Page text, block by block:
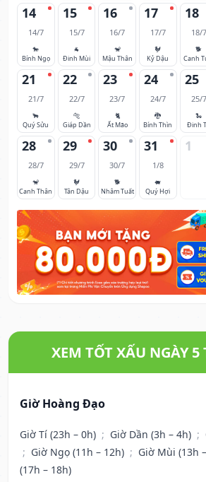
14
14/7
🐎
Bính Ngọ
15
15/7
🐐
Đinh Mùi
16
16/7
🐒
Mậu Thân
17
17/7
🐓
Kỷ Dậu
18
18/7
🐕
Canh
21
21/7
🐂
Quý Sửu
22
22/7
🐅
Giáp Dần
23
23/7
🐈
Ất Mão
24
24/7
🐉
Bính Thìn
25
25/7
🐍
Đinh
28
28/7
🐒
Canh Thân
29
29/7
🐓
Tân Dậu
30
30/7
🐕
Nhâm Tuất
31
1/8
🐖
Quý Hợi
1
XEM TỐT XẤU NGÀY 5
Giờ Hoàng Đạo
Giờ Tí (23h – 0h) ; Giờ Dần (3h – 4h) ;
; Giờ Ngọ (11h – 12h) ; Giờ Mùi (13h
(17h – 18h)